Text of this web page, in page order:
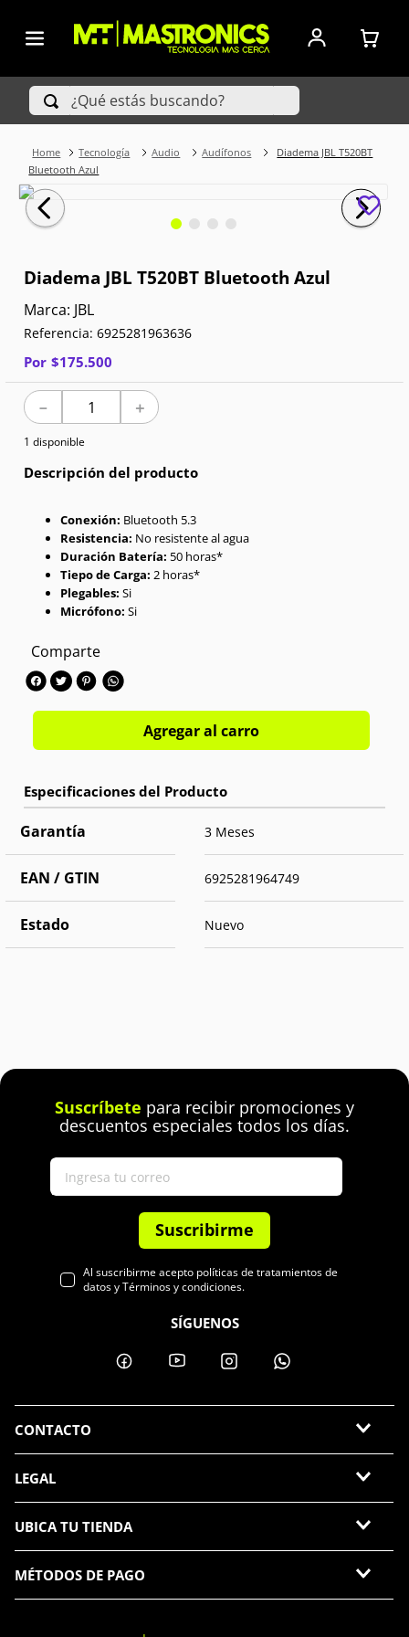
¿Qué estás buscando?
Tecnología Audio Audífonos
Diadema JBL T520BT
Bluetooth Azul
Diadema JBL T520BT Bluetooth Azul
JBL
Referencia: 6925281963636
Por $175.500
＋
－
1 disponible
Descripción del producto
Conexión: Bluetooth 5.3
Resistencia: No resistente al agua
Duración Batería: 50 horas*
Tiepo de Carga: 2 horas*
Plegables: Si
Micrófono: Si
Comparte
Agregar al carro
Garantía 3 Meses
EAN / GTIN 6925281964749
Estado Nuevo
Suscríbete para recibir promociones y
descuentos especiales todos los días.
Suscribirme
Al suscribirme acepto políticas de tratamientos de
datos y Términos y condiciones.
SÍGUENOS
CONTACTO
LEGAL
UBICA TU TIENDA
MÉTODOS DE PAGO
TÉRMINOS MÁS BUSCADOS
1.
Iphone
3.
Celulares Samsung
4.
Televisores
5.
Red Magic
6.
S25 Ultra
7.
Celulares
Iphone 15 Pro Max
.
Iphone 17
10 Audífonos